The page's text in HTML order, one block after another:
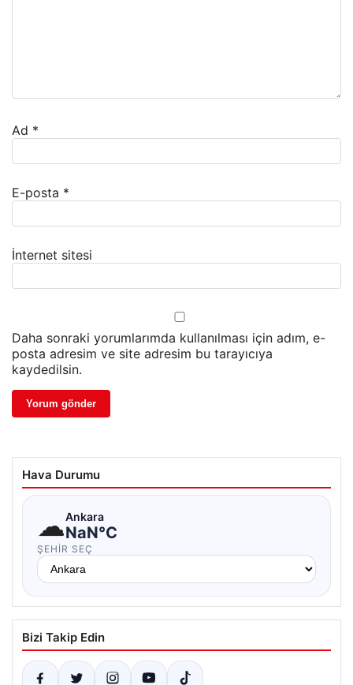
Ad *
E-posta *
İnternet sitesi
Daha sonraki yorumlarımda kullanılması için adım, e-
posta adresim ve site adresim bu tarayıcıya
kaydedilsin.
Hava Durumu
☁Ankara
NaN°C
ŞEHIR SEÇ
Bizi Takip Edin